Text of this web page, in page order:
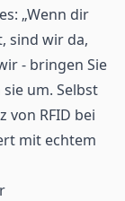
„Wenn dir
sind wir da,
- bringen Sie
um. Selbst
von RFID bei
mit echtem